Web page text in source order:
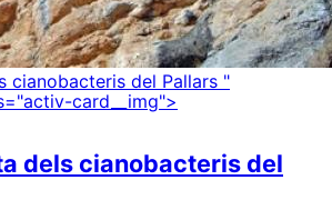
cianobacteris del Pallars "
card__img">
dels cianobacteris del